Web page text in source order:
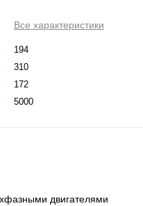
Все характеристики
194
310
172
5000
двигателями